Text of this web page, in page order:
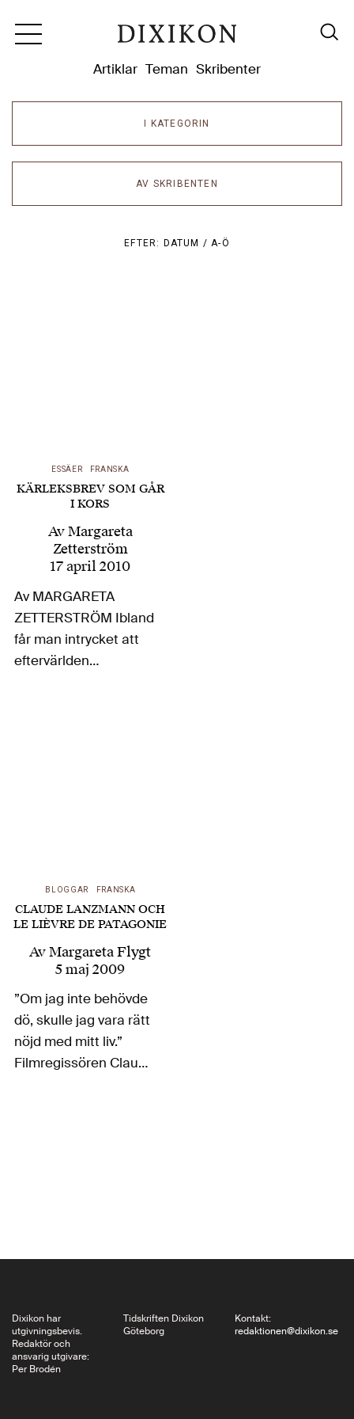
Artiklar Teman Skribenter
I KATEGORIN
AV SKRIBENTEN
EFTER: DATUM /A-Ö
ESSÄER FRANSKA
KÄRLEKSBREV SOM GÅR
I KORS
AvMargareta
Zetterström
17 april 2010
Av MARGARETA
ZETTERSTRÖM Ibland
får man intrycket att
eftervärlden
BLOGGAR FRANSKA
CLAUDE LANZMANN OCH
LE LIÈVRE DE PATAGONIE
AvMargareta Flygt
5 maj 2009
”Om jag inte behövde
dö, skulle jag vara rätt
nöjd med mitt liv.”
Filmregissören Claude
en intellektuells…
Dixikon har
utgivningsbevis.
Redaktör och
ansvarig utgivare:
Per Brodén
Tidskriften Dixikon
Göteborg
Kontakt:
redaktionen@dixikon.se